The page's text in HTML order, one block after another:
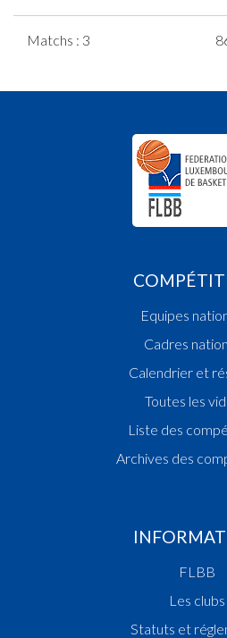
Matchs : 3
Equipes
Cadres
Calendrier et
Toutes les
Liste des
Archives des
FLBB
Les clubs
Statuts et